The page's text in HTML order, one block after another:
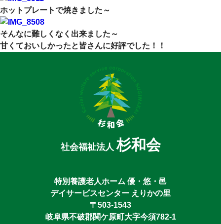
ホットプレートで焼きました～
そんなに難しくなく出来ました～
甘くておいしかったと皆さんに好評でした！！
社会福祉法人杉和会
特別養護老人ホーム 優・悠・邑
デイサービスセンター えりかの里
〒503-1543
岐阜県不破郡関ケ原町大字今須782-1